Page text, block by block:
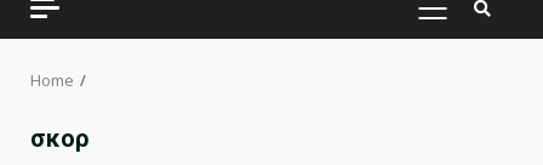
PRIMARY
Home
σκορ